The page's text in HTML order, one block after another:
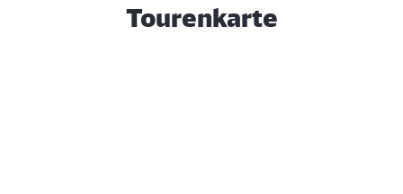
Beispielsweise der Gasthof Bären, unweit des
Bahnhofes. Rundet doch Euren Ausflug mit einem
Tourenkarte